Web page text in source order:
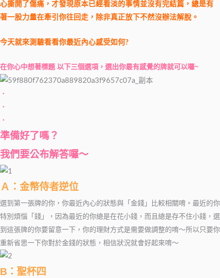
心撕開了傷痛，才發現原本已經看淡的事情並沒有完結篇，總是有
著一股力量在牽引你往回走，除非真正放下不然沒辦法解脫。
今天就來測驗看看你最近內心感受如何?
在你心中想著標題 以下三個選項，選出你最有感覺的牌就可以囉~
．
．
．
準備好了嗎？
我們要公布解答囉～
Ａ：金幣侍者逆位
選到第一張牌的你，你最近內心的狀態與「金錢」比較相關唷。最近的你
特別煩惱「錢」，因為最近的你總是在花小錢，而且總是存不住小錢，選
到這張牌的你要留意一下，你的理財方式是需要做調整的唷～所以只要你
重新省思一下你對於金錢的狀態，相信狀況就會好起來唷～
B：聖杯四